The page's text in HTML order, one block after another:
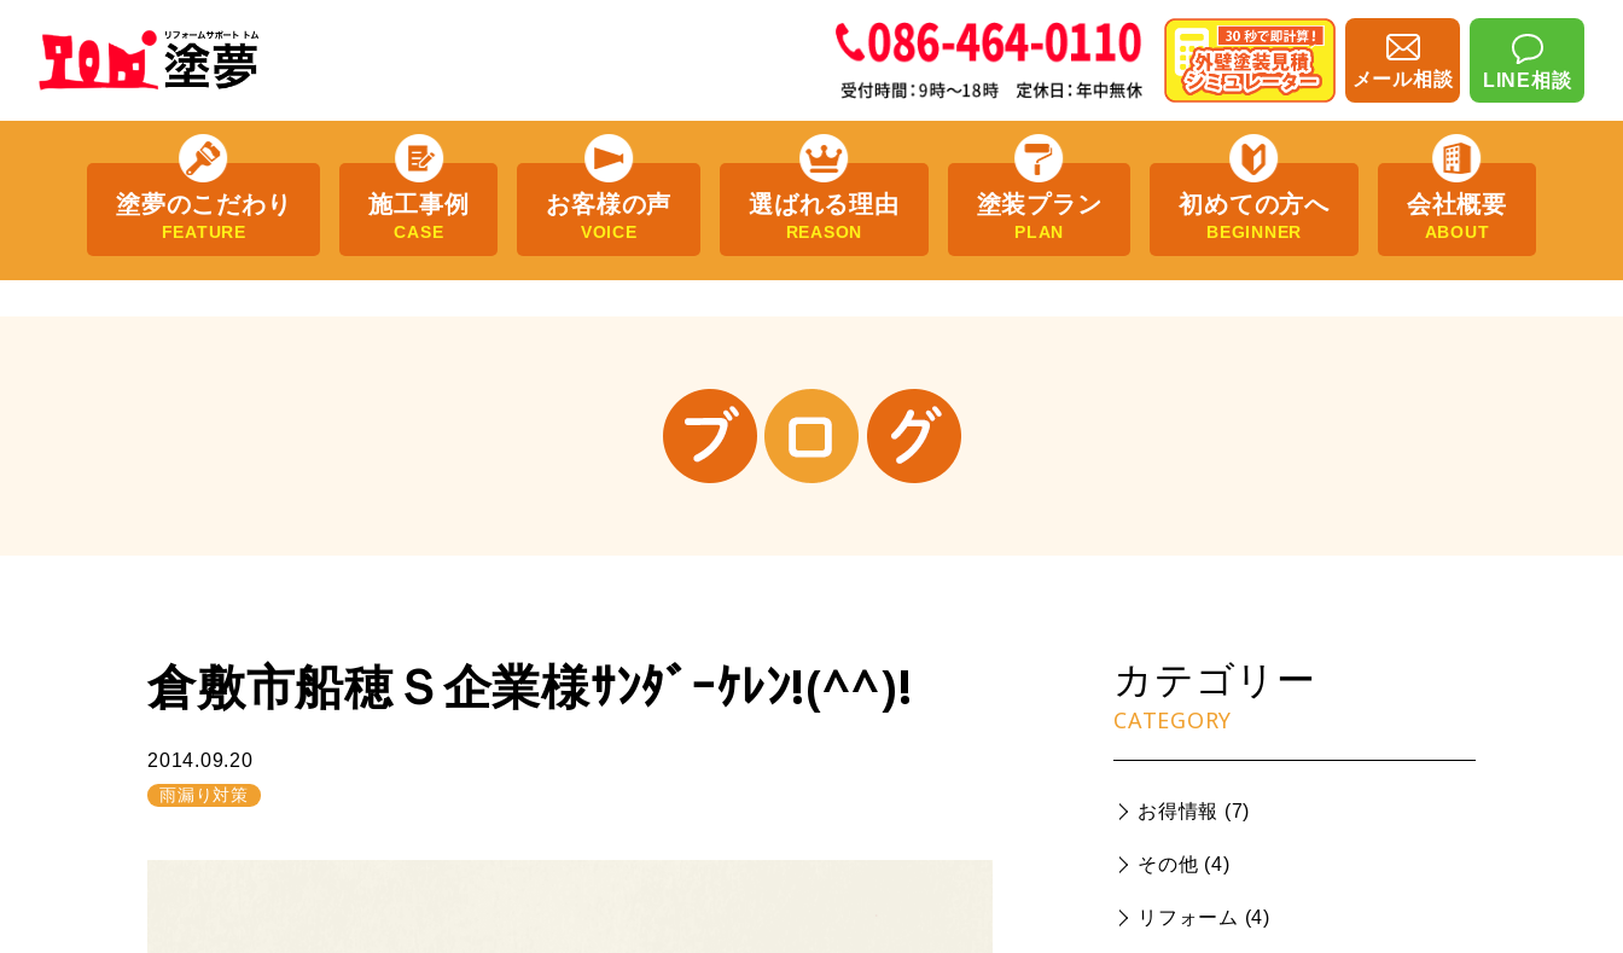
メール相談 LINE相談
塗夢のこだわり
FEATURE
施工事例
CASE
お客様の声
VOICE
選ばれる理由
REASON
塗装プラン
PLAN
初めての方へ
BEGINNER
会社概要
ABOUT
倉敷市船穂Ｓ企業様ｻﾝﾀﾞｰｹﾚﾝ!(^^)!
2014.09.20
雨漏り対策
カテゴリー
CATEGORY
お得情報 (7)
その他 (4)
リフォーム (4)